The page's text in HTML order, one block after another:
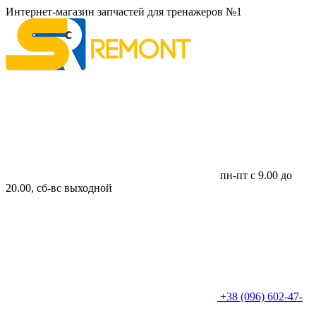
Интернет-магазин запчастей для тренажеров №1
пн-пт с 9.00 до
20.00, сб-вс выходной
+38 (096) 602-47-